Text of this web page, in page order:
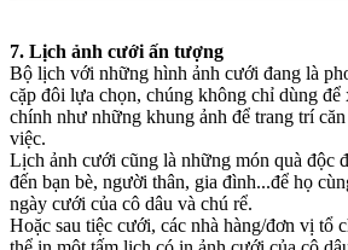
7. Lịch ảnh cưới ấn tượng
Bộ lịch với những hình ảnh cưới đang là
cặp đôi lựa chọn, chúng không chỉ dùng để
chính như những khung ảnh để trang trí
việc.
Lịch ảnh cưới cũng là những món quà độc
đến bạn bè, người thân, gia đình...để họ
ngày cưới của cô dâu và chú rể.
Hoặc sau tiệc cưới, các nhà hàng/đơn vị tổ